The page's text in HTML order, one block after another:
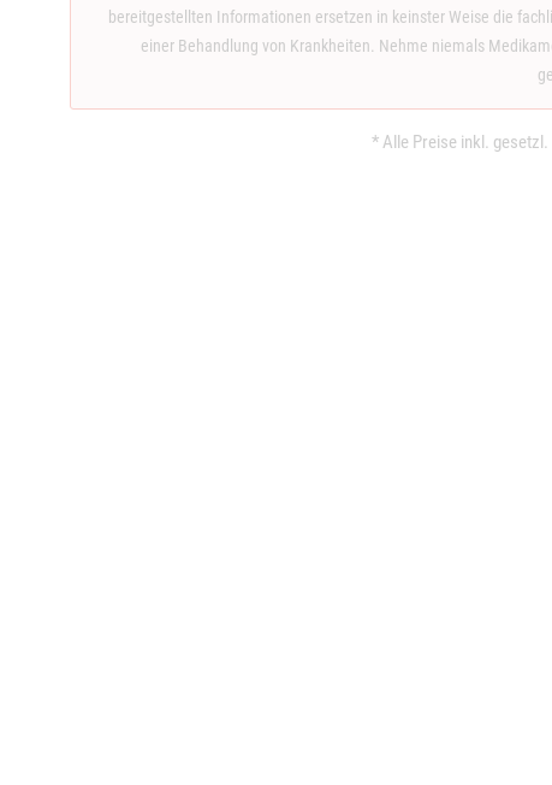
bereitgestellten Informationen ersetzen in keinster Weise die
einer Behandlung von Krankheiten. Nehme niemals
* Alle Preise inkl.